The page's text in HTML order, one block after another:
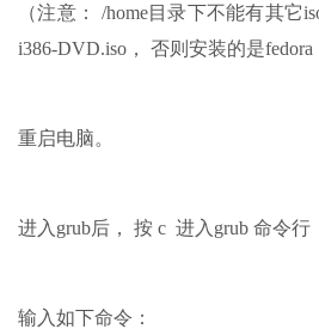
（注意： /home目录下不能有其它
i386-DVD.iso， 否则安装的是fedora
重启电脑。
进入grub后， 按 c 进入grub 命令行
输入如下命令：